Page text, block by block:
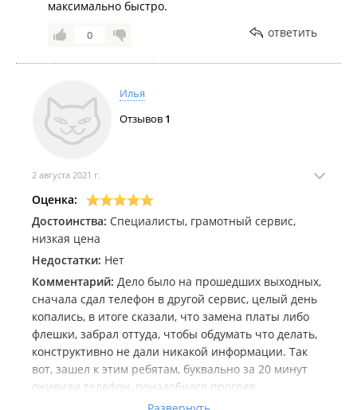
максимально быстро.
0 ответить
Илья
Отзывов 1
2 августа 2021 г.
Оценка:
Достоинства: Специалисты, грамотный сервис,
низкая цена
Недостатки: Нет
Комментарий: Дело было на прошедших выходных,
сначала сдал телефон в другой сервис, целый день
копались, в итоге сказали, что замена платы либо
флешки, забрал оттуда, чтобы обдумать что делать,
конструктивно не дали никакой информации. Так
вот, зашел к этим ребятам, буквально за 20 минут
оживили телефон, понадобился прогрев
процессора, и так образом телефон снова